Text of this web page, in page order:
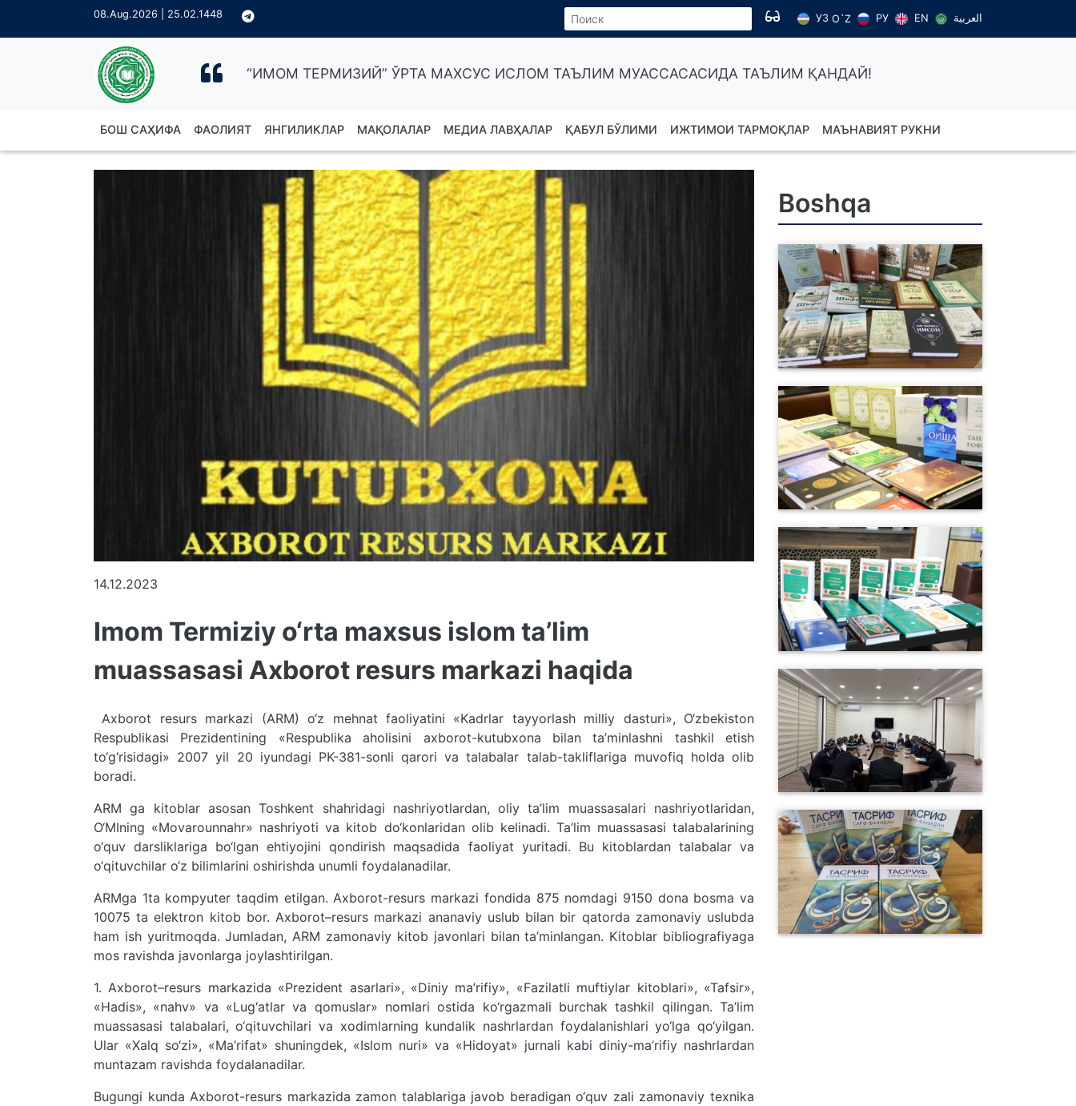
08.Aug.2026 | 25.02.1448 УЗ O`Z РУ EN العربية
“ИМОМ ТЕРМИЗИЙ” ЎРТА МАХСУС ИСЛОМ ТАЪЛИМ МУАССАСАСИДА ТАЪЛИМ ҚАНДАЙ!
БОШ САҲИФА ФАОЛИЯТ ЯНГИЛИКЛАР МАҚОЛАЛАР МЕДИА ЛАВҲАЛАР ҚАБУЛ БЎЛИМИ ИЖТИМОИ ТАРМОҚЛАР МАЪНАВИЯТ РУКНИ
14.12.2023
Imom Termiziy o‘rta maxsus islom ta’lim
muassasasi Axborot resurs markazi haqida
Axborot resurs markazi (ARM) o‘z mehnat faoliyatini «Kadrlar tayyorlash milliy dasturi», O‘zbekiston
Respublikasi Prezidentining «Respublika aholisini axborot-kutubxona bilan ta’minlashni tashkil etish
to‘g‘risidagi» 2007 yil 20 iyundagi PK-381-sonli qarori va talabalar talab-takliflariga muvofiq holda olib
boradi.
ARM ga kitoblar asosan Toshkent shahridagi nashriyotlardan, oliy ta’lim muassasalari nashriyotlaridan,
O‘MIning «Movarounnahr» nashriyoti va kitob do‘konlaridan olib kelinadi. Ta’lim muassasasi talabalarining
o‘quv darsliklariga bo‘lgan ehtiyojini qondirish maqsadida faoliyat yuritadi. Bu kitoblardan talabalar va
o‘qituvchilar o‘z bilimlarini oshirishda unumli foydalanadilar.
ARMga 1ta kompyuter taqdim etilgan. Axborot-resurs markazi fondida 875 nomdagi 9150 dona bosma va
10075 ta elektron kitob bor. Axborot–resurs markazi ananaviy uslub bilan bir qatorda zamonaviy uslubda
ham ish yuritmoqda. Jumladan, ARM zamonaviy kitob javonlari bilan ta’minlangan. Kitoblar bibliografiyaga
mos ravishda javonlarga joylashtirilgan.
1. Axborot–resurs markazida «Prezident asarlari», «Diniy ma’rifiy», «Fazilatli muftiylar kitoblari», «Tafsir»,
«Hadis», «nahv» va «Lug‘atlar va qomuslar» nomlari ostida ko‘rgazmali burchak tashkil qilingan. Ta’lim
muassasasi talabalari, o‘qituvchilari va xodimlarning kundalik nashrlardan foydalanishlari yo‘lga qo‘yilgan.
Ular «Xalq so‘zi», «Ma’rifat» shuningdek, «Islom nuri» va «Hidoyat» jurnali kabi diniy-ma’rifiy nashrlardan
muntazam ravishda foydalanadilar.
Bugungi kunda Axborot-resurs markazida zamon talablariga javob beradigan o‘quv zali zamonaviy texnika
Boshqa